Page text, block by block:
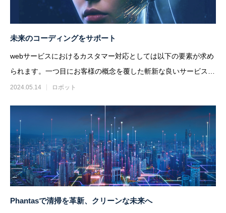
未来のコーディングをサポート
webサービスにおけるカスタマー対応としては以下の要素が求め
られます。一つ目にお客様の概念を覆した斬新な良いサービスを
提供すること、二つ目に
2024.05.14 ロボット
Phantasで清掃を革新、クリーンな未来へ